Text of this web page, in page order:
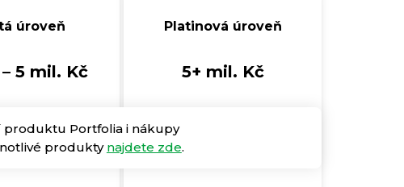
úroveň Platinová úroveň
5 mil. Kč 5+ mil. Kč
produktu Portfolia i nákupy
produkty najdete zde.